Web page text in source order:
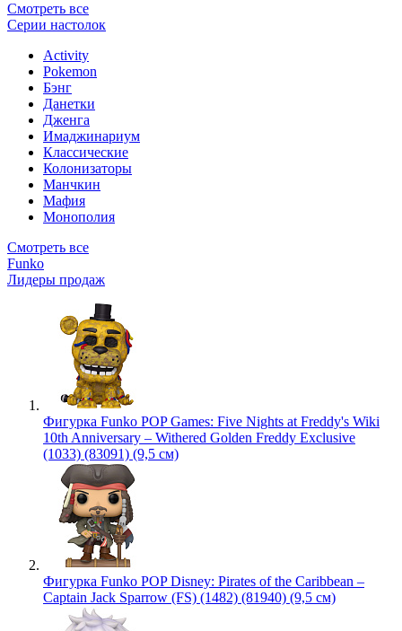
Смотреть все
Серии настолок
Activity
Pokemon
Бэнг
Данетки
Дженга
Имаджинариум
Классические
Колонизаторы
Манчкин
Мафия
Монополия
Смотреть все
Funko
Лидеры продаж
Фигурка Funko POP Games: Five Nights at Freddy's Wiki
10th Anniversary – Withered Golden Freddy Exclusive
(1033) (83091) (9,5 см)
Фигурка Funko POP Disney: Pirates of the Caribbean –
Captain Jack Sparrow (FS) (1482) (81940) (9,5 см)